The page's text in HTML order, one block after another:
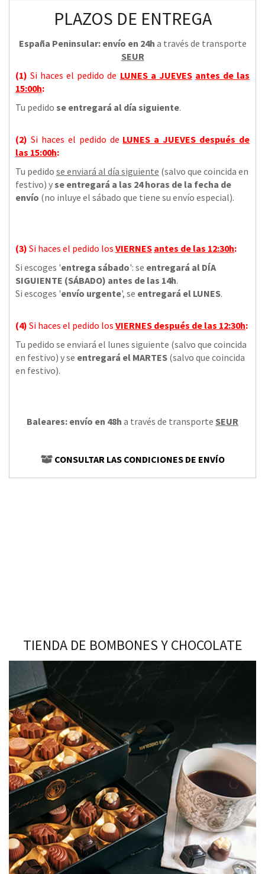
PLAZOS DE ENTREGA
España Peninsular: envío en 24h a través de transporte
SEUR
(1)Si haces el pedido de LUNES a JUEVES antes de las
15:00h:
Tu pedido se entregará al día siguiente.
(2) Si haces el pedido de LUNES a JUEVES después de
las 15:00h:
Tu pedido se enviará al día siguiente (salvo que coincida en
festivo) yse entregará a las 24 horas de la fecha de
envío (no inluye el sábado que tiene su envío especial).
(3) Si haces el pedido los VIERNES antes de las 12:30h:
Si escoges 'entrega sábado': se entregará al DÍA
SIGUIENTE (SÁBADO) antes de las 14h.
Si escoges 'envío urgente', se entregará el LUNES.
(4) Si haces el pedido los VIERNES después de las 12:30h:
Tu pedido se enviará el lunes siguiente (salvo que coincida
en festivo) y se entregará el MARTES (salvo que coincida
en festivo).
Baleares: envío en 48h a través de transporte SEUR
CONSULTAR LAS CONDICIONES DE ENVÍO
TIENDA DE BOMBONES Y CHOCOLATE